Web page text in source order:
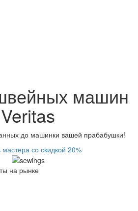
машин
Veritas
до машинки вашей прабабушки!
мастера со скидкой 20%
на рынке